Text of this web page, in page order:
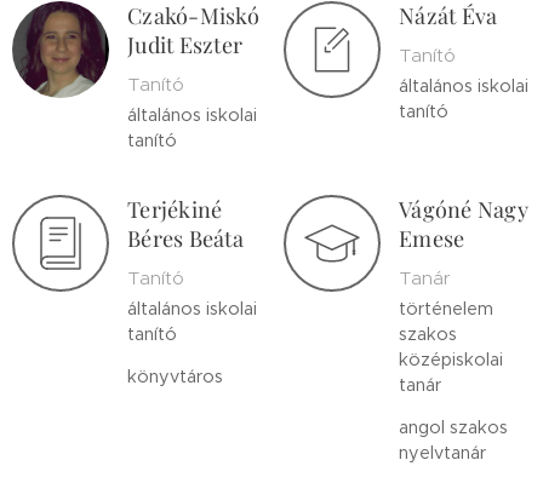
Czakó-Miskó
Judit Eszter
Tanító
általános iskolai
tanító
Názát Éva
Tanító
általános iskolai
tanító
Terjékiné
Béres Beáta
Tanító
általános iskolai
tanító
könyvtáros
Vágóné Nagy
Emese
Tanár
történelem
szakos
középiskolai
tanár
angol szakos
nyelvtanár